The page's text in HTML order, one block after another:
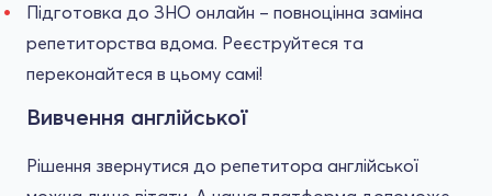
Підготовка до ЗНО онлайн – повноцінна заміна
репетиторства вдома. Реєструйтеся та
переконайтеся в цьому самі!
Вивчення англійської
Рішення звернутися до репетитора англійської